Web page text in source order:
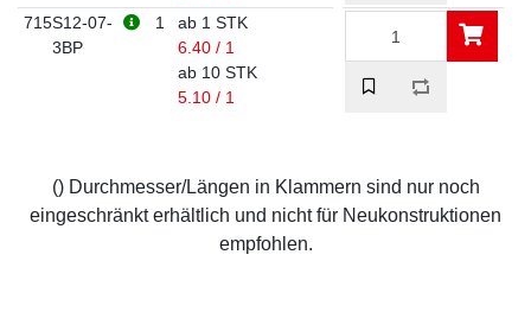
715S12-07-
3BP
1
ab 1 STK
6.40 / 1
ab 10 STK
5.10 / 1
() Durchmesser/Längen in Klammern sind nur noch
eingeschränkt erhältlich und nicht für Neukonstruktionen
empfohlen.